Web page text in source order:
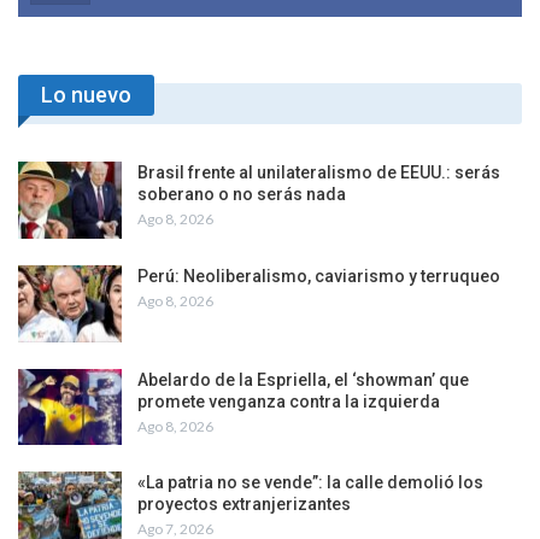
Lo nuevo
Brasil frente al unilateralismo de EEUU.: serás
soberano o no serás nada
Ago 8, 2026
Perú: Neoliberalismo, caviarismo y terruqueo
Ago 8, 2026
Abelardo de la Espriella, el ‘showman’ que
promete venganza contra la izquierda
Ago 8, 2026
«La patria no se vende”: la calle demolió los
proyectos extranjerizantes
Ago 7, 2026